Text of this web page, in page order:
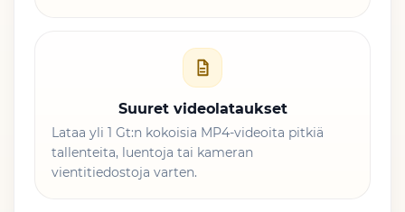
Suuret videolataukset
Lataa yli 1 Gt:n kokoisia MP4-videoita pitkiä
tallenteita, luentoja tai kameran
vientitiedostoja varten.